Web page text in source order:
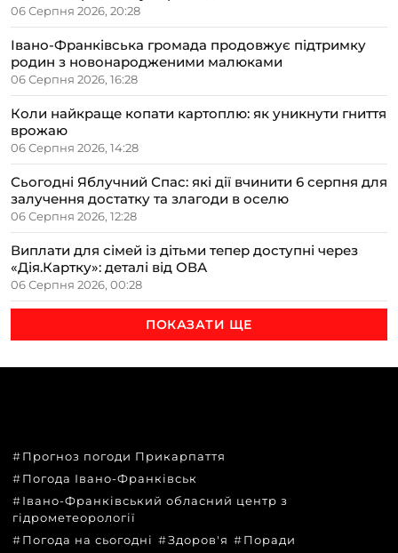
сімейному колі
06 Серпня 2026, 20:28
Івано-Франківська громада продовжує підтримку
родин з новонародженими малюками
06 Серпня 2026, 16:28
Коли найкраще копати картоплю: як уникнути гниття
врожаю
06 Серпня 2026, 14:28
Сьогодні Яблучний Спас: які дії вчинити 6 серпня для
залучення достатку та злагоди в оселю
06 Серпня 2026, 12:28
Виплати для сімей із дітьми тепер доступні через
«Дія.Картку»: деталі від ОВА
06 Серпня 2026, 00:28
ПОКАЗАТИ ЩЕ
Прогноз погоди Прикарпаття
Погода Івано-Франківськ
Івано-Франківський обласний центр з
гідрометеорології
Погода на сьогодні
Здоров'я
Поради